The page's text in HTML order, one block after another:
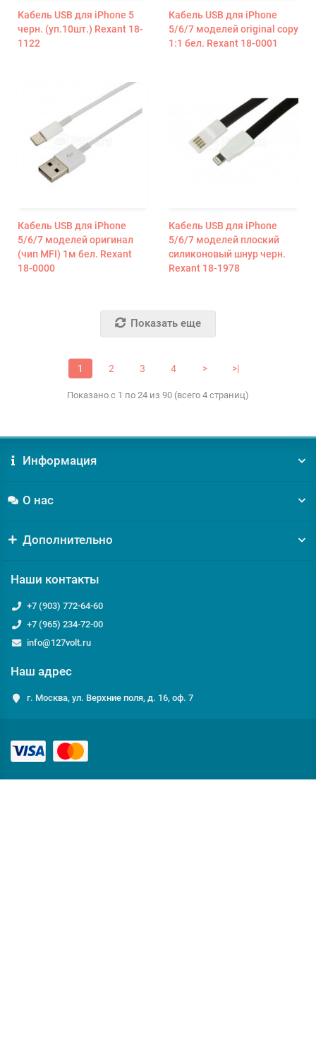
Кабель USB для iPhone 5
черн. (уп.10шт.) Rexant 18-
1122
Кабель USB для iPhone
5/6/7 моделей original copy
1:1 бел. Rexant 18-0001
Кабель USB для iPhone
5/6/7 моделей оригинал
(чип MFI) 1м бел. Rexant
18-0000
Кабель USB для iPhone
5/6/7 моделей плоский
силиконовый шнур черн.
Rexant 18-1978
Показать еще
1 2 3 4 > >|
Показано с 1 по 24 из 90 (всего 4 страниц)
Информация
О нас
Дополнительно
Наши контакты
+7 (903) 772-64-60
+7 (965) 234-72-00
info@127volt.ru
Наш адрес
г. Москва, ул. Верхние поля, д. 16, оф. 7